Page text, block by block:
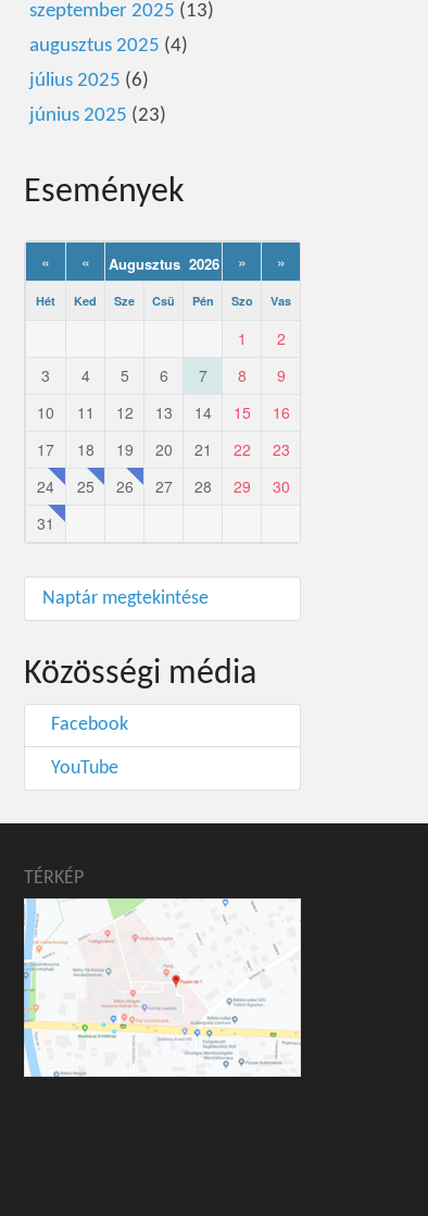
szeptember 2025 (13)
augusztus 2025 (4)
július 2025 (6)
június 2025 (23)
Események
« « Augusztus 2026 » »
Hét Ked Sze Csü Pén Szo Vas
1
2
3
4 5 6 7 8
9
10
11 12 13 14 15
16
17
18 19 20 21 22
23
24
25 26 27 28 29
30
31
Naptár megtekintése
Közösségi média
Facebook
YouTube
TÉRKÉP